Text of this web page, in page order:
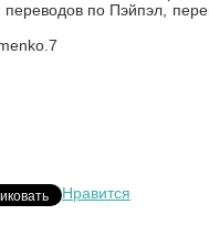
по Пэйпэл,
Нравится